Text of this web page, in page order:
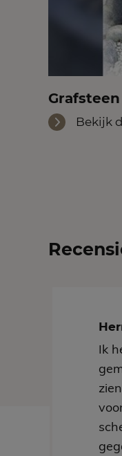
Grafsteen
Bekijk
Ik